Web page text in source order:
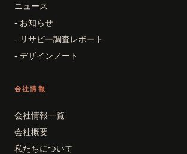
ニュース
- お知らせ
- リサピー調査レポート
- デザインノート
会社情報
会社情報一覧
会社概要
私たちについて